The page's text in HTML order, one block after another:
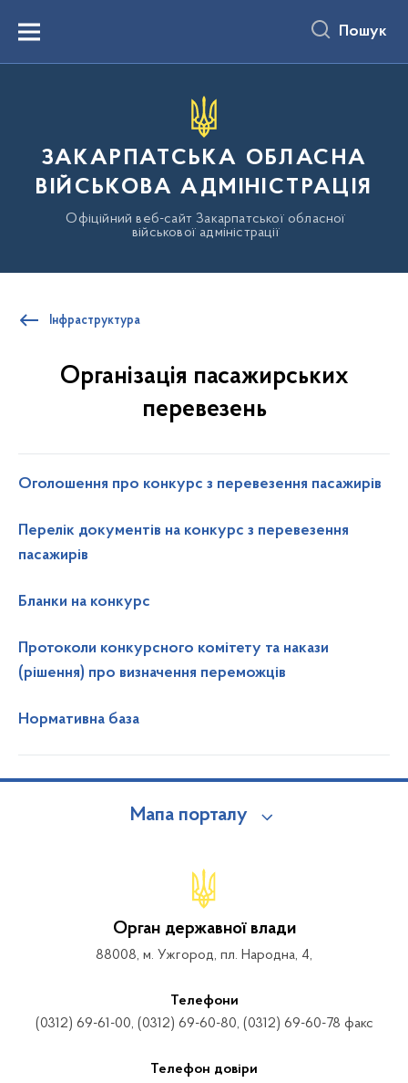
вмістуMenu Пошук
ЗАКАРПАТСЬКА ОБЛАСНА
ВІЙСЬКОВА АДМІНІСТРАЦІЯ
Офіційний веб-сайт Закарпатської обласної
військової адміністрації
Інфраструктура
Організація пасажирських
перевезень
Оголошення про конкурс з перевезення пасажирів
Перелік документів на конкурс з перевезення
пасажирів
Бланки на конкурс
Протоколи конкурсного комітету та накази
(рішення) про визначення переможців
Нормативна база
Мапа порталу
Орган державної влади
88008, м. Ужгород, пл. Народна, 4,
Телефони
(0312) 69-61-00, (0312) 69-60-80, (0312) 69-60-78 факс
Телефон довіри